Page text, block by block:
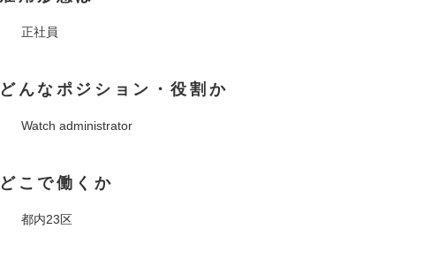
正社員
どんなポジション・役割か
Watch administrator
どこで働くか
都内23区